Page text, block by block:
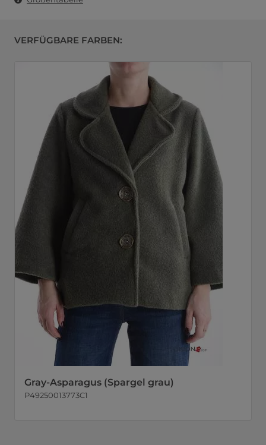
VERFÜGBARE FARBEN:
Gray-Asparagus (Spargel grau)
P49250013773C1